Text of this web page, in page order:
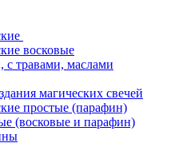
восковые
с травами, маслами
магических свечей
простые (парафин)
(восковые и парафин)